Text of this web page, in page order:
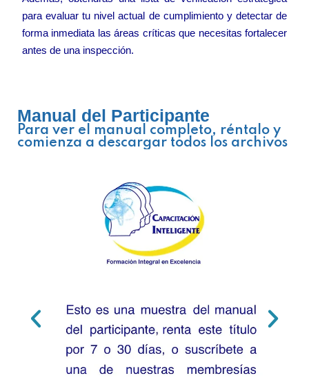
para evaluar tu nivel actual de cumplimiento y detectar de
forma inmediata las áreas críticas que necesitas fortalecer
antes de una inspección.
Manual del Participante
Para ver el manual completo, réntalo y
comienza a descargar todos los archivos